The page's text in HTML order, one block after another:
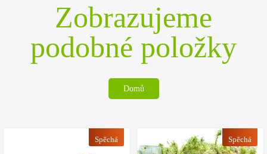
Zobrazujeme
podobné položky
Domů
Spěchá Spěchá